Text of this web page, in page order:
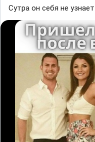
Сутра он себя не узнает